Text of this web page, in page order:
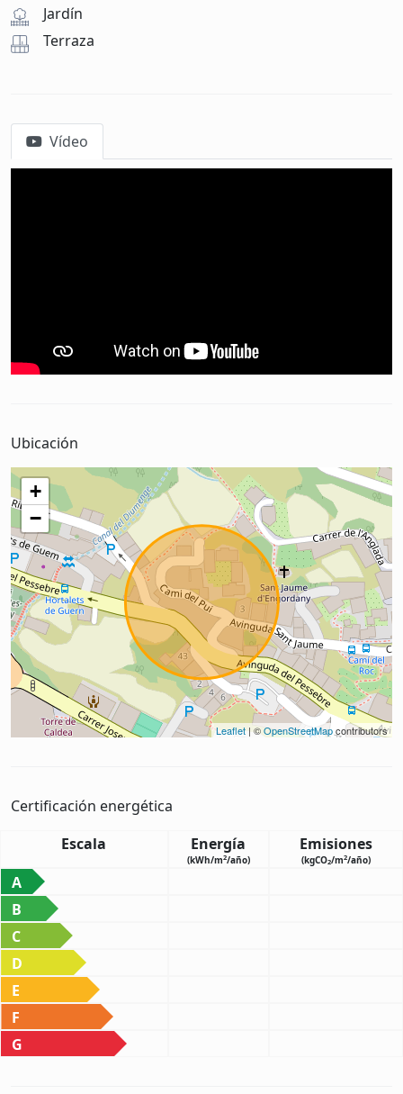
Jardín
Terraza
Vídeo
Ubicación
+
−
Leaflet| ©OpenStreetMapcontributors
Certificación energética
Escala
Energía
(kWh/m2/año)
Emisiones
(kgCO2/m2/año)
A
B
C
D
E
F
G